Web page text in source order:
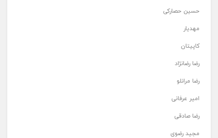
حسین حصارکی
مهدیار
کاپیتان
رضا رضانژاد
رضا مرانلو
امیر عرفانی
رضا صادقی
مجید رضوی